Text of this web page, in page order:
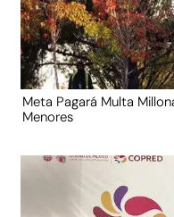
Meta Pagará Multa
Menores